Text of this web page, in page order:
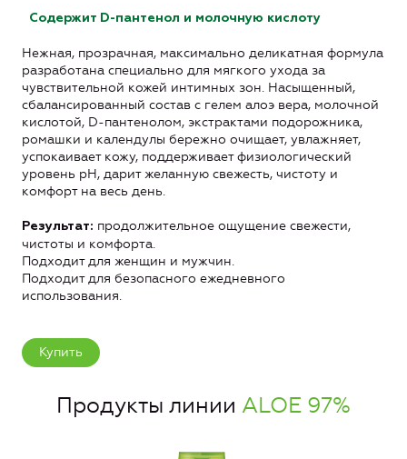
Содержит D-пантенол и молочную кислоту
Нежная, прозрачная, максимально деликатная формула
разработана специально для мягкого ухода за
чувствительной кожей интимных зон. Насыщенный,
сбалансированный состав с гелем алоэ вера, молочной
кислотой, D-пантенолом, экстрактами подорожника,
ромашки и календулы бережно очищает, увлажняет,
успокаивает кожу, поддерживает физиологический
уровень pН, дарит желанную свежесть, чистоту и
комфорт на весь день.
Результат: продолжительное ощущение свежести,
чистоты и комфорта.
Подходит для женщин и мужчин.
Подходит для безопасного ежедневного
использования.
Купить
Продукты линии ALOE 97%